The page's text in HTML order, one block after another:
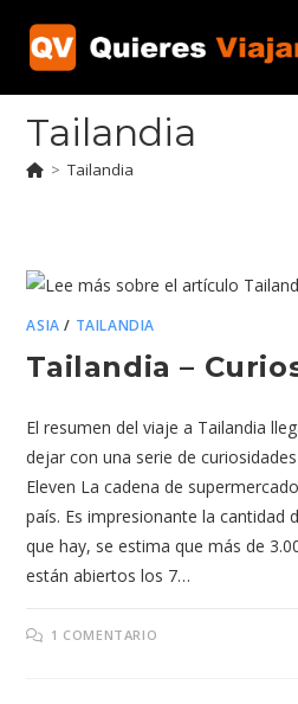
contenido
Tailandia
> Tailandia
ASIA / TAILANDIA
Tailandia –
El resumen del viaje a Tailandia
dejar con una serie de
Eleven La cadena de
país. Es impresionante la cantidad
que hay, se estima que más de
están abiertos los 7…
1 COMENTARIO